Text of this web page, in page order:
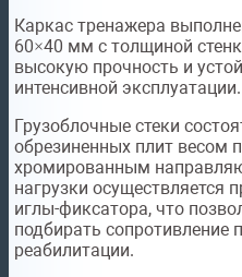
Каркас тренажера
60×40 мм с толщиной
высокую прочность и
интенсивной эксплуатации.
Грузоблочные стеки
обрезиненных плит весом
хромированным
нагрузки осуществляется
иглы-фиксатора, что
подбирать сопротивление
реабилитации.